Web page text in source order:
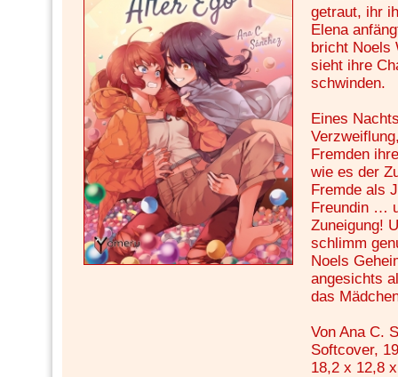
getraut, ihr
Elena
bricht Noels
sieht ihre
schwinden.
Eines
Fremden
wie es der
Fremde als
Freundin …
Zuneigung!
schlimm
Noels
angesichts
das
Von Ana C.
Softcover,
18,2 x 12,8